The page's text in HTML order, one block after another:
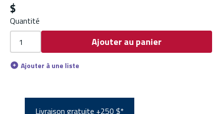
$
Quantité
Ajouter au panier
Ajouter à une liste
Livraison gratuite +250 $*